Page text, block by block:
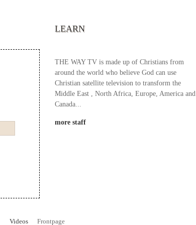
LEARN
THE WAY TV is made up of Christians from
around the world who believe God can use
Christian satellite television to transform the
Middle East , North Africa, Europe, America and
Canada...
more staff
Videos Frontpage